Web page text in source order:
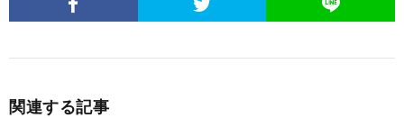
関連する記事